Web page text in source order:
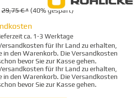
29,75 € * (40% gespart)
ca. 1-3 Werktage
für Ihr Land zu erhalten,
in den Warenkorb. Die Versandkosten
bevor Sie zur Kasse gehen.
für Ihr Land zu erhalten,
in den Warenkorb. Die Versandkosten
bevor Sie zur Kasse gehen.